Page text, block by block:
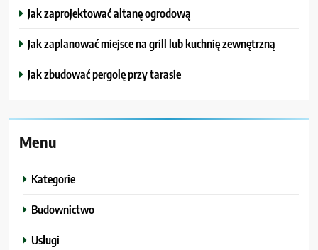
Jak zaprojektować altanę ogrodową
Jak zaplanować miejsce na grill lub kuchnię zewnętrzną
Jak zbudować pergolę przy tarasie
Menu
Kategorie
Budownictwo
Usługi